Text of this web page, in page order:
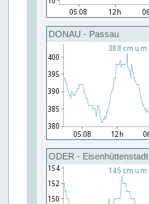
DONAU - Passau
ODER - Eisenhüttenstadt